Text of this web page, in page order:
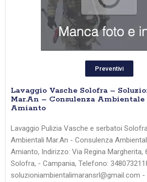
Preventivi
Lavaggio Vasche Solofra –
Mar.An – Consulenza
Amianto
Lavaggio Pulizia Vasche e serbatoi
Ambientali Mar.An - Consulenza
Amianto, Indirizzo: Via Regina Margherita,
Solofra, - Campania, Telefono:
soluzioniambientalimaransrl@gmail.com